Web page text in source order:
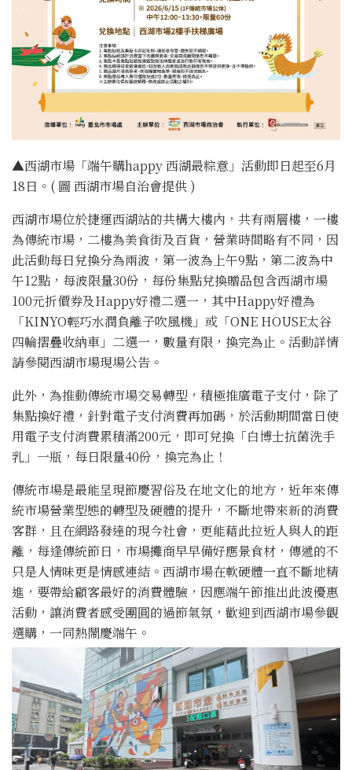
▲西湖市場「端午購happy 西湖最粽意」活動即日起至6月
18日。( 圖 西湖市場自治會提供 )
西湖市場位於捷運西湖站的共構大樓內，共有兩層樓，一樓
為傳統市場，二樓為美食街及百貨，營業時間略有不同，因
此活動每日兌換分為兩波，第一波為上午9點，第二波為中
午12點，每波限量30份，每份集點兌換贈品包含西湖市場
100元折價券及Happy好禮二選一，其中Happy好禮為
「KINYO輕巧水潤負離子吹風機」或「ONE HOUSE太谷
四輪摺疊收納車」二選一，數量有限，換完為止。活動詳情
請參閱西湖市場現場公告。
此外，為推動傳統市場交易轉型，積極推廣電子支付，除了
集點換好禮，針對電子支付消費再加碼，於活動期間當日使
用電子支付消費累積滿200元，即可兌換「白博士抗菌洗手
乳」一瓶，每日限量40份，換完為止！
傳統市場是最能呈現節慶習俗及在地文化的地方，近年來傳
統市場營業型態的轉型及硬體的提升，不斷地帶來新的消費
客群，且在網路發達的現今社會，更能藉此拉近人與人的距
離，每逢傳統節日，市場攤商早早備好應景食材，傳遞的不
只是人情味更是情感連結。西湖市場在軟硬體一直不斷地精
進，要帶給顧客最好的消費體驗，因應端午節推出此波優惠
活動，讓消費者感受團圓的過節氣氛，歡迎到西湖市場參觀
選購，一同熱鬧慶端午。